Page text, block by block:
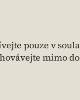
pouze v
mimo